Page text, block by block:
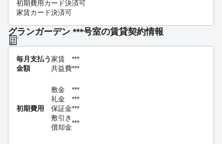
初期費用カード決済可
家賃カード決済可
グランガーデン ***号室の賃貸契約情報
毎月支払う
金額
家賃
***
共益費***
初期費用
敷金
***
礼金
***
保証金***
敷引き
償却金
***